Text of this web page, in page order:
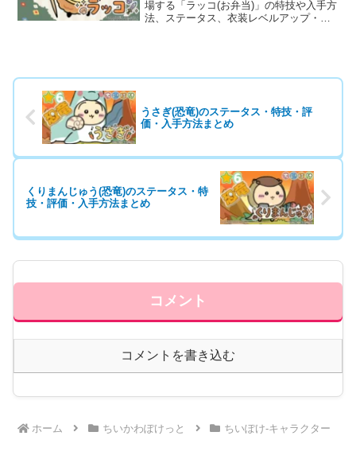
場する「ラッコ(お弁当)」の特技や入手方
法、ステータス、衣装レベルアップ・ラ
うさぎ(恐竜)のステータス・特技・評
価・入手方法まとめ
くりまんじゅう(恐竜)のステータス・特
技・評価・入手方法まとめ
コメント
コメントを書き込む
ホーム ちいかわぽけっと ちいぽけ-キャラクター